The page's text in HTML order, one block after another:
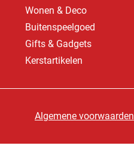
Wonen & Deco
Buitenspeelgoed
Gifts & Gadgets
Kerstartikelen
Algemene voorwaarden